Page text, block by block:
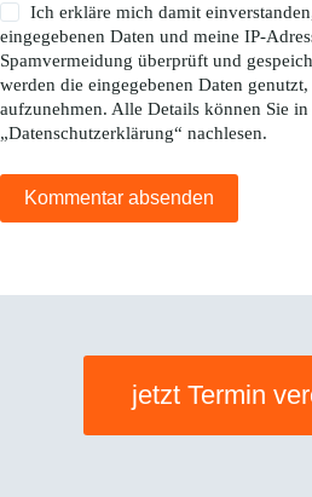
Ich erkläre mich damit
eingegebenen Daten und meine IP-
Spamvermeidung überprüft und
werden die eingegebenen Daten
aufzunehmen. Alle Details können Sie in
„Datenschutzerklärung“ nachlesen.
Kommentar absenden
jetzt Termin